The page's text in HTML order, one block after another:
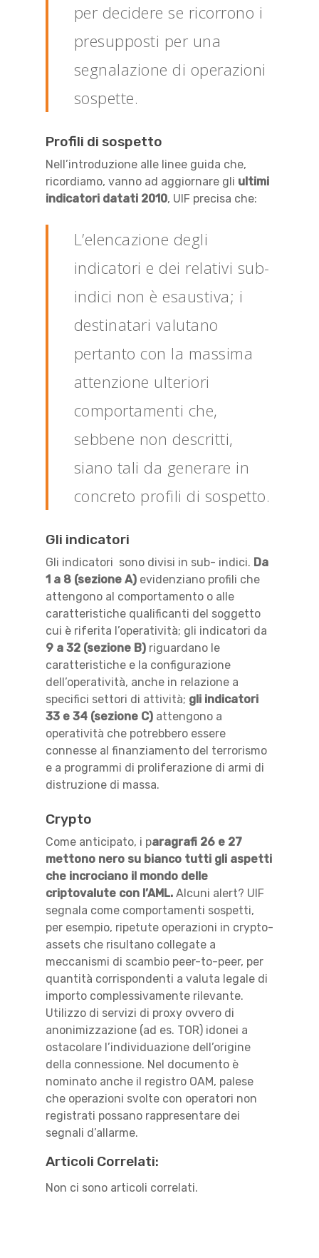
per decidere se ricorrono i
presupposti per una
segnalazione di operazioni
sospette.
Profili di sospetto
Nell’introduzione alle linee guida che,
ricordiamo, vanno ad aggiornare gli ultimi
indicatori datati 2010, UIF precisa che:
L’elencazione degli
indicatori e dei relativi sub-
indici non è esaustiva; i
destinatari valutano
pertanto con la massima
attenzione ulteriori
comportamenti che,
sebbene non descritti,
siano tali da generare in
concreto profili di sospetto.
Gli indicatori
Gli indicatori sono divisi in sub- indici. Da
1 a 8 (sezione A) evidenziano profili che
attengono al comportamento o alle
caratteristiche qualificanti del soggetto
cui è riferita l’operatività; gli indicatori da
9 a 32 (sezione B) riguardano le
caratteristiche e la configurazione
dell’operatività, anche in relazione a
specifici settori di attività; gli indicatori
33 e 34 (sezione C) attengono a
operatività che potrebbero essere
connesse al finanziamento del terrorismo
e a programmi di proliferazione di armi di
distruzione di massa.
Crypto
Come anticipato, i paragrafi 26 e 27
mettono nero su bianco tutti gli aspetti
che incrociano il mondo delle
criptovalute con l’AML. Alcuni alert? UIF
segnala come comportamenti sospetti,
per esempio, ripetute operazioni in crypto-
assets che risultano collegate a
meccanismi di scambio peer-to-peer, per
quantità corrispondenti a valuta legale di
importo complessivamente rilevante.
Utilizzo di servizi di proxy ovvero di
anonimizzazione (ad es. TOR) idonei a
ostacolare l’individuazione dell’origine
della connessione. Nel documento è
nominato anche il registro OAM, palese
che operazioni svolte con operatori non
registrati possano rappresentare dei
segnali d’allarme.
Articoli Correlati:
Non ci sono articoli correlati.